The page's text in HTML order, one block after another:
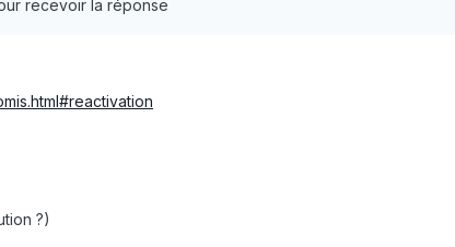
recevoir la réponse
?)